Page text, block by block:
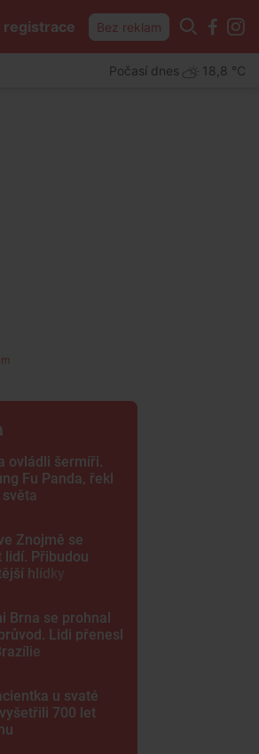
registrace Bez reklam
Počasí dnes 18,8 °C
ovládli šermíři.
Fu Panda, řekl
Znojmě se
lidí. Přibudou
hlídky
Brna se prohnal
Lidi přenesl
u svaté
700 let